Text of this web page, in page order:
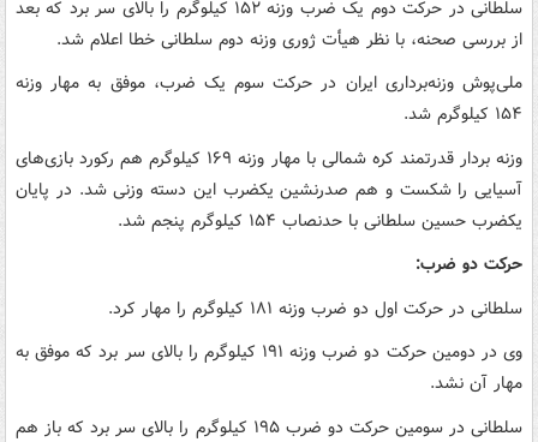
سلطانی در حرکت دوم یک ضرب وزنه ۱۵۲ کیلوگرم را بالای سر برد که بعد
از بررسی صحنه، با نظر هیأت ژوری وزنه دوم سلطانی خطا اعلام شد.
ملی‌پوش وزنه‌برداری ایران در حرکت سوم یک ضرب، موفق به مهار وزنه
۱۵۴ کیلوگرم شد.
وزنه بردار قدرتمند کره شمالی با مهار وزنه ۱۶۹ کیلوگرم هم رکورد بازی‌های
آسیایی را شکست و هم صدرنشین یکضرب این دسته وزنی شد. در پایان
یکضرب حسین سلطانی با حدنصاب ۱۵۴ کیلوگرم پنجم شد.
حرکت دو ضرب:
سلطانی در حرکت اول دو ضرب وزنه ۱۸۱ کیلوگرم را مهار کرد.
وی در دومین حرکت دو ضرب وزنه ۱۹۱ کیلوگرم را بالای سر برد که موفق به
مهار آن نشد.
سلطانی در سومین حرکت دو ضرب ۱۹۵ کیلوگرم را بالای سر برد که باز هم